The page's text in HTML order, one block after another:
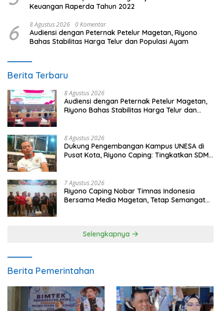
Keuangan Raperda Tahun 2022
6 8 Agustus 2026 0 Komentar
Audiensi dengan Peternak Petelur Magetan, Riyono
Bahas Stabilitas Harga Telur dan Populasi Ayam
Berita Terbaru
8 Agustus 2026
Audiensi dengan Peternak Petelur Magetan,
Riyono Bahas Stabilitas Harga Telur dan
8 Agustus 2026
Dukung Pengembangan Kampus UNESA di
Pusat Kota, Riyono Caping: Tingkatkan SDM
7 Agustus 2026
Riyono Caping Nobar Timnas Indonesia
Bersama Media Magetan, Tetap Semangat
Selengkapnya
Berita Pemerintahan